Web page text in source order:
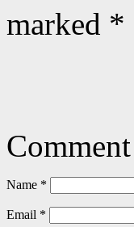
marked *
Comment
Name *
Email *